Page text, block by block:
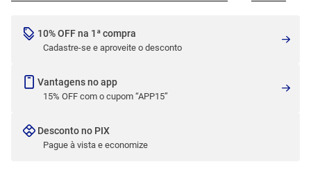
10% OFF na 1ª compra
Cadastre-se e aproveite o desconto
Vantagens no app
15% OFF com o cupom “APP15”
Desconto no PIX
Pague à vista e economize